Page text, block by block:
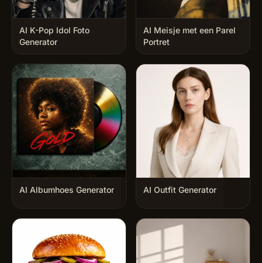
AI K-Pop Idol Foto
Generator
AI Meisje met een Parel
Portret
AI Albumhoes Generator AI Outfit Generator